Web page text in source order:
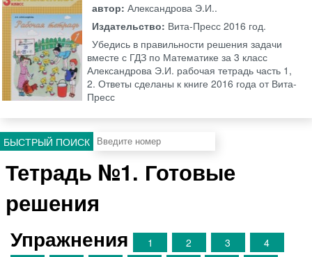
автор:Александрова Э.И..
Издательство: Вита-Пресс 2016 год.
Убедись в правильности решения задачи
вместе с ГДЗ по Математике за 3 класс
Александрова Э.И. рабочая тетрадь часть 1,
2. Ответы сделаны к книге 2016 года от Вита-
Пресс
БЫСТРЫЙ ПОИСК
Тетрадь №1. Готовые
решения
Упражнения 1 2 3
4